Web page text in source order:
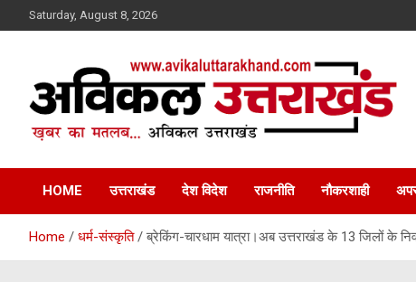
to
Saturday, August 8, 2026
Avikal Uttarakhand
HOME उत्तराखंड देश विदेश राजनीति नौकरशाही
Home धर्म-संस्कृति ब्रेकिंग-चारधाम यात्रा।अब उत्तराखंड के 13 जिलों के